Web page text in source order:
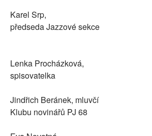
Karel Srp,
předseda Jazzové sekce
Lenka Procházková,
spisovatelka
Jindřich Beránek, mluvčí
Klubu novinářů PJ 68